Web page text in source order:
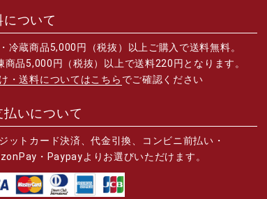
について
冷蔵商品5,000円（税抜）以上ご購入で送料無料。
商品5,000円（税抜）以上で送料220円となります。
・送料についてはこちら でご確認ください
払いについて
ットカード決済、代金引換、コンビニ前払い・
・Paypayよりお選びいただけます。